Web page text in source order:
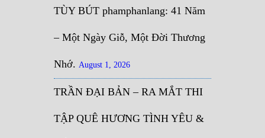
TÙY BÚT phamphanlang: 41 Năm
– Một Ngày Giỗ, Một Đời Thương
Nhớ. August 1, 2026
TRẦN ĐẠI BẢN – RA MẮT THI
TẬP QUÊ HƯƠNG TÌNH YÊU &